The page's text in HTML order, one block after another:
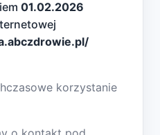
01.02.2026
korzystanie